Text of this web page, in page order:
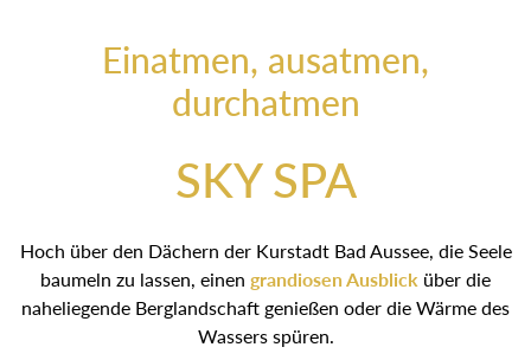
Einatmen, ausatmen,
durchatmen
SKY SPA
Hoch über den Dächern der Kurstadt Bad Aussee, die Seele
baumeln zu lassen, einen grandiosen Ausblick über die
naheliegende Berglandschaft genießen oder die Wärme des
Wassers spüren.